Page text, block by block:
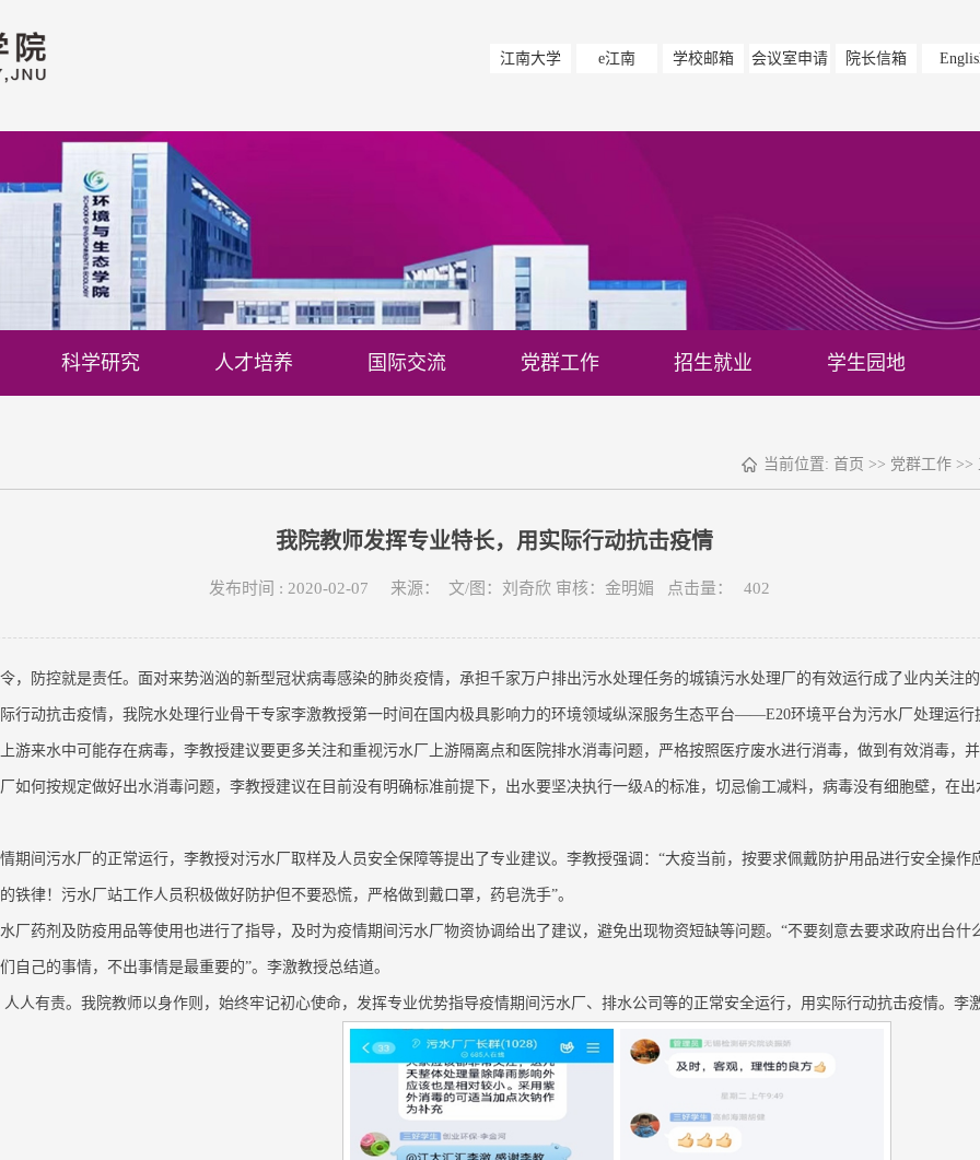
江南大学 e江南 学校邮箱 会议室申请 院长信箱
科学研究 人才培养 国际交流 党群工作 招生就业 学生园地
当前位置: 首页 >> 党群工作 >>
我院教师发挥专业特长，用实际行动抗击疫情
发布时间 : 2020-02-07 来源： 文/图：刘奇欣 审核：金明媚 点击量： 402
，防控就是责任。面对来势汹汹的新型冠状病毒感染的肺炎疫情，承担千家万户排出污水处理任务的城镇污水处理厂的有效运行成了业内关注
行动抗击疫情，我院水处理行业骨干专家李激教授第一时间在国内极具影响力的环境领域纵深服务生态平台——E20环境平台为污水厂处理运行
游来水中可能存在病毒，李教授建议要更多关注和重视污水厂上游隔离点和医院排水消毒问题，严格按照医疗废水进行消毒，做到有效消毒，
如何按规定做好出水消毒问题，李教授建议在目前没有明确标准前提下，出水要坚决执行一级A的标准，切忌偷工减料，病毒没有细胞壁，在
期间污水厂的正常运行，李教授对污水厂取样及人员安全保障等提出了专业建议。李教授强调：“大疫当前，按要求佩戴防护用品进行安全操作
铁律！污水厂站工作人员积极做好防护但不要恐慌，严格做到戴口罩，药皂洗手”。
厂药剂及防疫用品等使用也进行了指导，及时为疫情期间污水厂物资协调给出了建议，避免出现物资短缺等问题。“不要刻意去要求政府出台什
自己的事情，不出事情是最重要的”。李激教授总结道。
人人有责。我院教师以身作则，始终牢记初心使命，发挥专业优势指导疫情期间污水厂、排水公司等的正常安全运行，用实际行动抗击疫情。李